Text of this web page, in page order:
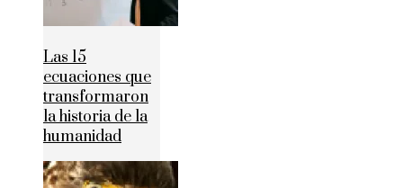
Las 15
ecuaciones que
transformaron
la historia de la
humanidad